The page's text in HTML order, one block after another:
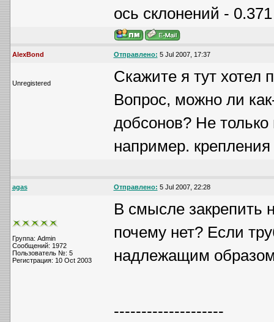
ось склонений - 0.371
AlexBond Отправлено: 5 Jul 2007, 17:37
Unregistered
Скажите я тут хотел
Вопрос, можно ли
добсонов? Не
например.
agas Отправлено: 5 Jul 2007, 22:28
Группа: Admin
Сообщений: 1972
Пользователь №: 5
Регистрация: 10 Oct 2003
В смысле закрепить
почему нет? Если
надлежащим
--------------------